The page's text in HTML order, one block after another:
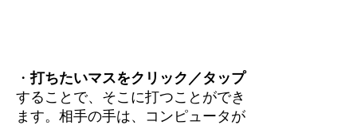
・打ちたいマスをクリック／タップ
することで、そこに打つことができ
ます。相手の手は、コンピュータが